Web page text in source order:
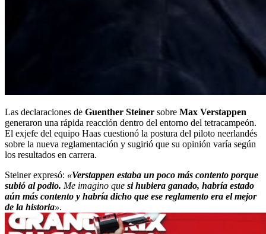
Las declaraciones de Guenther Steiner sobre Max Verstappen
generaron una rápida reacción dentro del entorno del tetracampeón.
El exjefe del equipo Haas cuestionó la postura del piloto neerlandés
sobre la nueva reglamentación y sugirió que su opinión varía según
los resultados en carrera.
Steiner expresó: «Verstappen estaba un poco más contento porque
subió al podio. Me imagino que si hubiera ganado, habría estado
aún más contento y habría dicho que ese reglamento era el mejor
de la historia».